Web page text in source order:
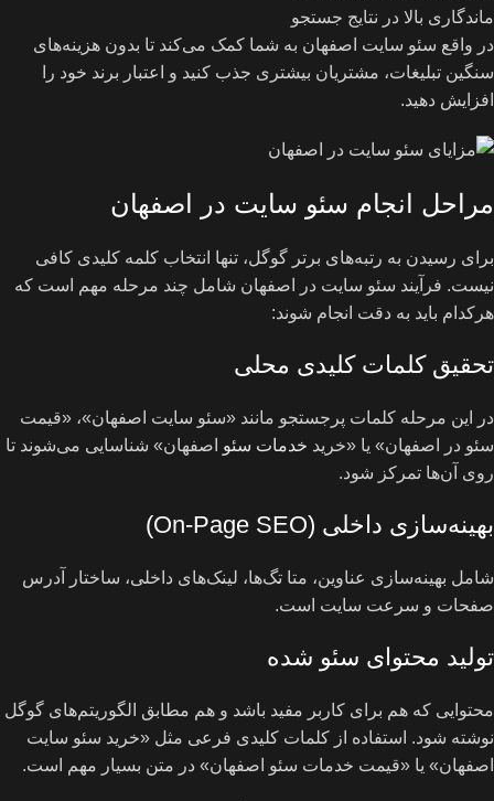
ماندگاری بالا در نتایج جستجو
در واقع سئو سایت اصفهان به شما کمک می‌کند تا بدون هزینه‌های
سنگین تبلیغات، مشتریان بیشتری جذب کنید و اعتبار برند خود را
افزایش دهید.
مراحل انجام سئو سایت در اصفهان
برای رسیدن به رتبه‌های برتر گوگل، تنها انتخاب کلمه کلیدی کافی
نیست. فرآیند سئو سایت در اصفهان شامل چند مرحله مهم است که
هرکدام باید به دقت انجام شوند:
تحقیق کلمات کلیدی محلی
در این مرحله کلمات پرجستجو مانند «سئو سایت اصفهان»، «قیمت
سئو در اصفهان» یا «خرید خدمات سئو اصفهان» شناسایی می‌شوند تا
روی آن‌ها تمرکز شود.
بهینه‌سازی داخلی (On-Page SEO)
شامل بهینه‌سازی عناوین، متا تگ‌ها، لینک‌های داخلی، ساختار آدرس
صفحات و سرعت سایت است.
تولید محتوای سئو شده
محتوایی که هم برای کاربر مفید باشد و هم مطابق الگوریتم‌های گوگل
نوشته شود. استفاده از کلمات کلیدی فرعی مثل «خرید سئو سایت
اصفهان» یا «قیمت خدمات سئو اصفهان» در متن بسیار مهم است.